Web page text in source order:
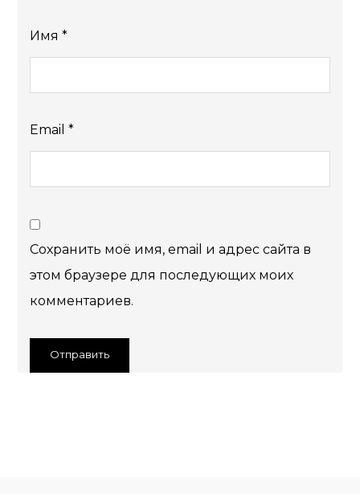
Имя*
Email*
Сохранить моё имя, email и адрес сайта в
этом браузере для последующих моих
комментариев.